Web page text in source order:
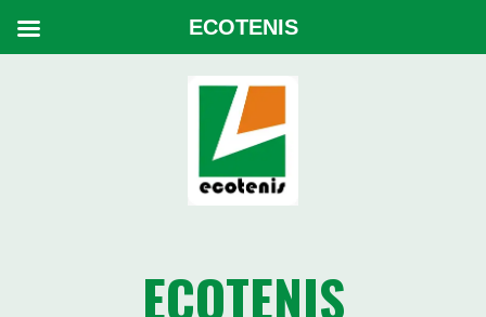
ECOTENIS
ECOTENIS